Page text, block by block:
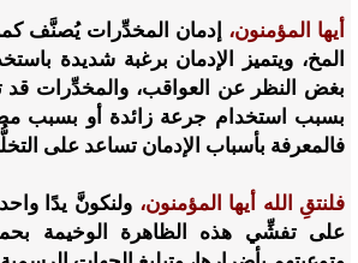
أيها المؤمنون، إدمان المخدِّرات يُصنَّف
المخ، ويتميز الإدمان برغبة شديدة
بغض النظر عن العواقب، والمخدِّرات قد
بسبب استخدام جرعة زائدة أو بسبب
فالمعرفة بأسباب الإدمان تساعد على
فلنتقِ الله أيها المؤمنون، ولنكونَّ يدًا
على تفشِّي هذه الظاهرة الوخيمة